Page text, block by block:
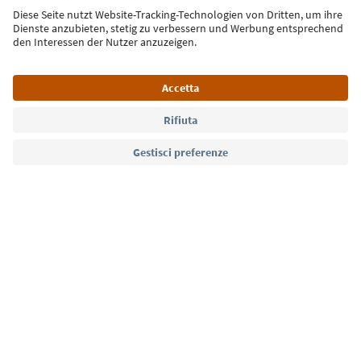
Iscriviti alla newsletter